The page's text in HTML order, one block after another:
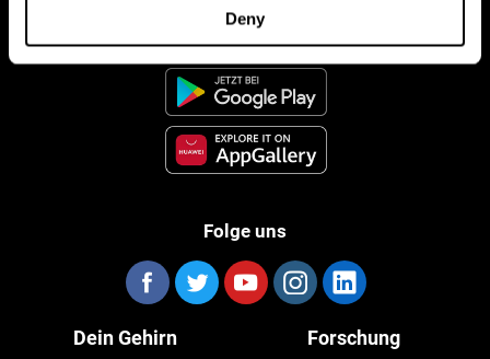
Deny
Folge uns
Dein Gehirn Forschung